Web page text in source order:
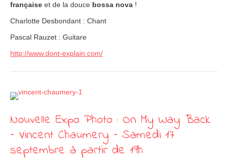
française et de la douce bossa nova !
Charlotte Desbondant : Chant
Pascal Rauzet : Guitare
http://www.dont-explain.com/
Nouvelle Expo Photo : On My Way Back
– Vincent Chaumery – Samedi 17
septembre à partir de 19h